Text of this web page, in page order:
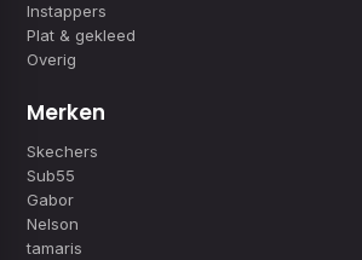
Instappers
Plat & gekleed
Overig
Merken
Skechers
Sub55
Gabor
Nelson
tamaris